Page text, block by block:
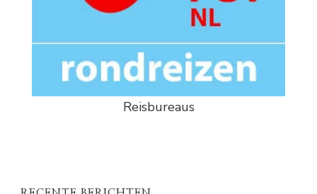
Reisbureaus